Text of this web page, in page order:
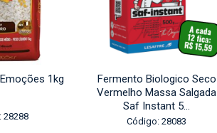
1kg
28288
Fermento Biologico Seco
Vermelho Massa Salgada
Saf Instant 5...
Código: 28083